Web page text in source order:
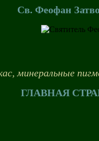
Св. Феофан
минеральные
ГЛАВНАЯ